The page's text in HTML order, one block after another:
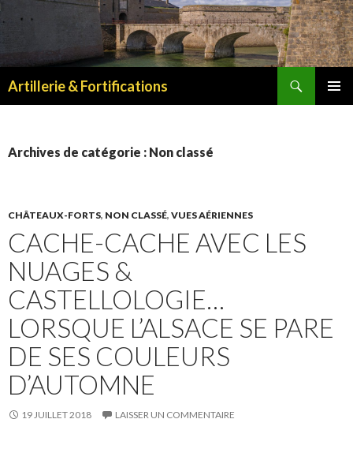
Artillerie & Fortifications
Archives de catégorie : Non classé
CHÂTEAUX-FORTS, NON CLASSÉ, VUES AÉRIENNES
CACHE-CACHE AVEC LES
NUAGES &
CASTELLOLOGIE…
LORSQUE L’ALSACE SE PARE
DE SES COULEURS
D’AUTOMNE
19 JUILLET 2018 LAISSER UN COMMENTAIRE